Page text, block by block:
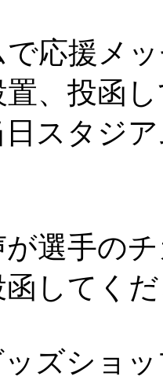
応援メ
置、投函
スタジ
選手の
函してく
ッズショ